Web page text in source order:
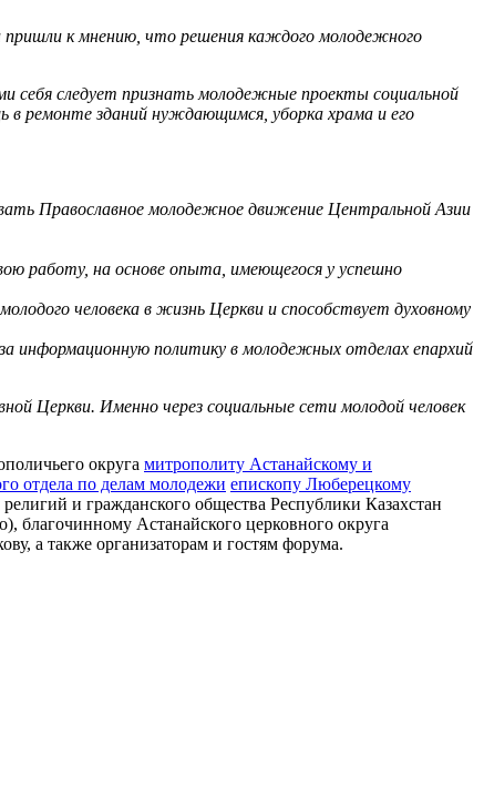
пришли к мнению, что решения каждого молодежного
себя следует признать молодежные проекты социальной
в ремонте зданий нуждающимся, уборка храма и его
Православное молодежное движение Центральной Азии
работу, на основе опыта, имеющегося у успешно
человека в жизнь Церкви и способствует духовному
информационную политику в молодежных отделах епархий
Церкви. Именно через социальные сети молодой человек
округа митрополиту Астанайскому и
отдела по делам молодежи епископу Люберецкому
и гражданского общества Республики Казахстан
благочинному Астанайского церковного округа
а также организаторам и гостям форума.